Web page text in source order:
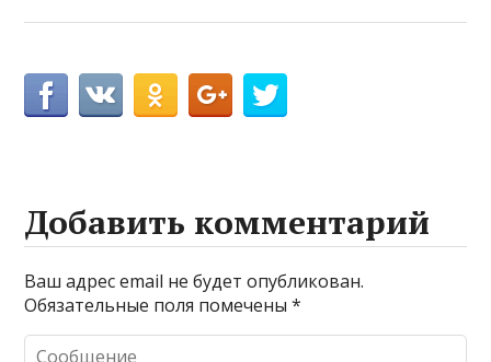
Добавить комментарий
Ваш адрес email не будет опубликован.
Обязательные поля помечены*